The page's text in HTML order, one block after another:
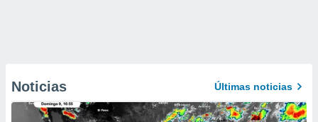
Noticias Últimas noticias